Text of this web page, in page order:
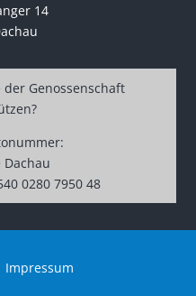
14
Genossenschaft
Dachau
0280 7950 48
Impressum